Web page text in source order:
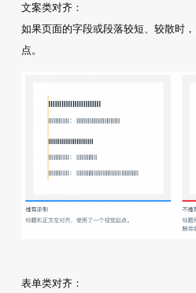
文案类对齐：
如果页面的字段或段落较短、较散时
点。
表单类对齐：